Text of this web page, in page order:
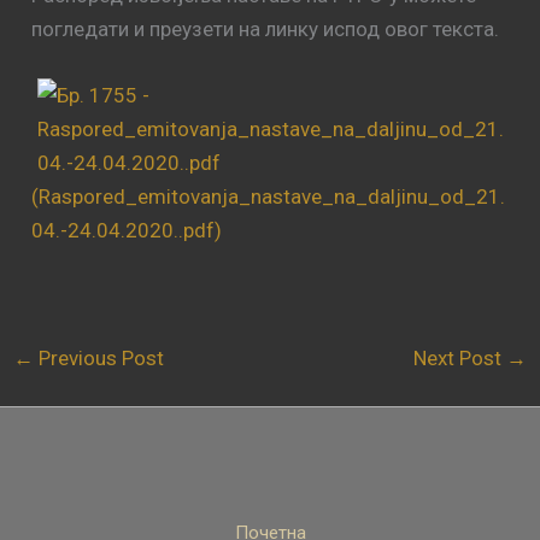
погледати и преузети на линку испод овог текста.
(Raspored_emitovanja_nastave_na_daljinu_od_21.
04.-24.04.2020..pdf)
← Previous Post Next Post →
Почетна